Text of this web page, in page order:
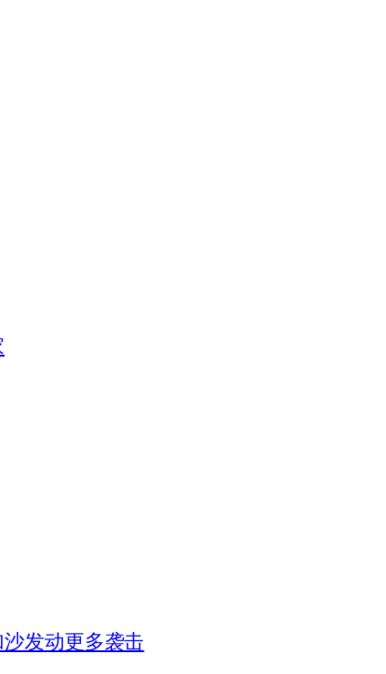
发动更多袭击